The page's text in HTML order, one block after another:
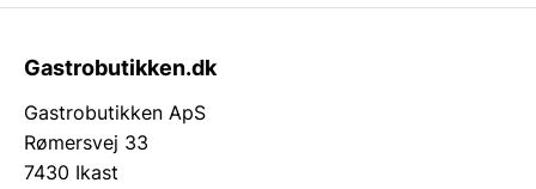
Gastrobutikken.dk
Gastrobutikken ApS
Rømersvej 33
7430 Ikast